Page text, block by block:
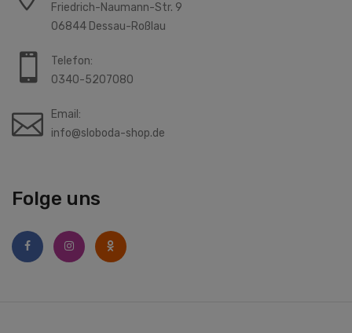
Folge uns
Friedrich-Naumann-Str. 9
06844 Dessau-Roßlau
Telefon:
0340-5207080
Email:
info@sloboda-shop.de